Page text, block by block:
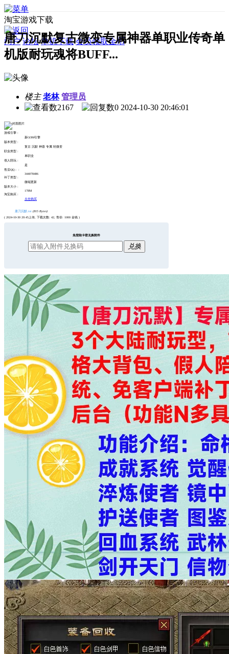
淘宝游戏下载
门户 论坛 单机下载 会员领取金币
唐刀沉默复古微变专属神器单职业传奇单
机版耐玩魂将BUFF...
楼主 老林 管理员
2167
0 2024-10-30 20:46:01
游戏引擎 :
新GOM引擎
版本类型 :
复古 沉默 神器 专属 轻微变
职业类型 :
单职业
假人陪玩 :
是
售后QQ： :
344078486
补丁类型 :
微端更新
版本大小 :
178M
淘宝购买 :
点击购买
唐刀沉默.txt (815 Bytes)
( 2024-10-30 20:45上传, 下载次数: 42, 售价: 1000 金钱 )
免登陆卡密兑换附件
兑换